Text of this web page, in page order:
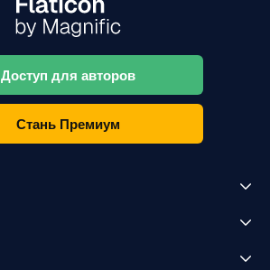
Доступ для авторов
Стань Премиум